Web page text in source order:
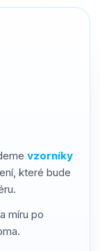
vzorníky
které bude
míru po
a precizní
cokoliv řešit,